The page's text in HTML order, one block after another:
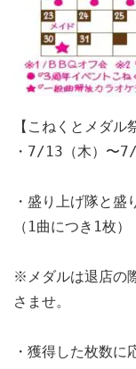
【こねくとメダル
・7/13（木）〜
・盛り上げ隊と盛
（1曲につき1枚）
※メダルは退店の
さませ。
・獲得した枚数に